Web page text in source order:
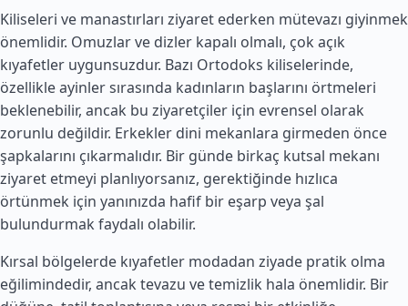
Kiliseleri ve manastırları ziyaret ederken mütevazı giyinmek
önemlidir. Omuzlar ve dizler kapalı olmalı, çok açık
kıyafetler uygunsuzdur. Bazı Ortodoks kiliselerinde,
özellikle ayinler sırasında kadınların başlarını örtmeleri
beklenebilir, ancak bu ziyaretçiler için evrensel olarak
zorunlu değildir. Erkekler dini mekanlara girmeden önce
şapkalarını çıkarmalıdır. Bir günde birkaç kutsal mekanı
ziyaret etmeyi planlıyorsanız, gerektiğinde hızlıca
örtünmek için yanınızda hafif bir eşarp veya şal
bulundurmak faydalı olabilir.
Kırsal bölgelerde kıyafetler modadan ziyade pratik olma
eğilimindedir, ancak tevazu ve temizlik hala önemlidir. Bir